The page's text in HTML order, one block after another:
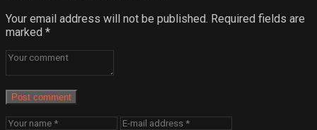
Your email address will not be published. Required fields are
marked *
Post comment